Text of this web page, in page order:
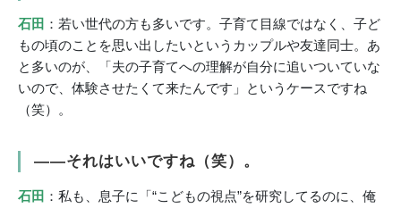
石田 ：若い世代の方も多いです。子育て目線ではなく、子ど
もの頃のことを思い出したいというカップルや友達同士。あ
と多いのが、「夫の子育てへの理解が自分に追いついていな
いので、体験させたくて来たんです」というケースですね
（笑）。
――それはいいですね（笑）。
石田 ：私も、息子に「“こどもの視点”を研究してるのに、俺